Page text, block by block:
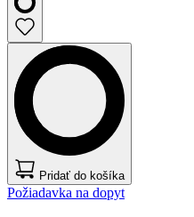
Pridať do košíka
Požiadavka na dopyt